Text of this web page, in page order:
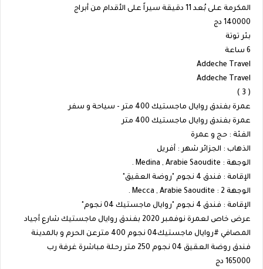
المكرمة على بُعد 11 دقيقة سيراً على الأقدام من أبراج
140000 دج
بئر توتة
6 ساعة
Addeche Travel
Addeche Travel
( 3 )
عمرة بفندق روايال ماجستيك 400 متر - سياحة و سفر
عمرة بفندق روايال ماجستيك 400 متر
الفئة : حج و عمرة
الذهاب : الجزائر شهر : أفريل
الوجهة : Medina , Arabie Saoudite .
الإقامة : فندق 4 نجوم "روضة العقيق"
الوجهة 2 : Mecca , Arabie Saoudite .
الإقامة : فندق 4 نجوم "روايال ماجستيك 04 نجوم"
عرض خاص لعمرة نوفمبر 2020 بفندق روايال ماجستيك شارع أجياد
المصافي #روايال ماجستيك04 نجوم 400 مترعن الحرم و بالمدينة
فندق روضة العقيق 04 نجوم 250 متر رحلة مباشرة غرفة رب
165000 دج